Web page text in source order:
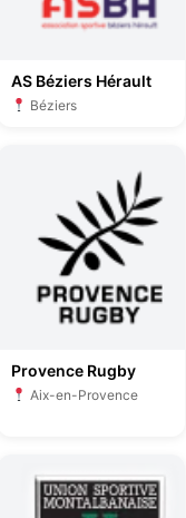
AS Béziers Hérault
Béziers
Provence Rugby
Aix-en-Provence